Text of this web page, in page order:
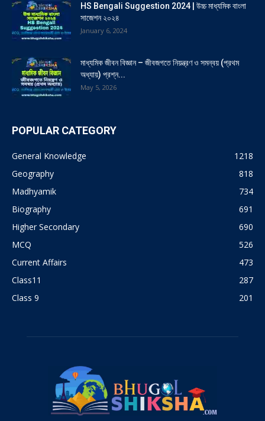
HS Bengali Suggestion 2024 | উচ্চ মাধ্যমিক বাংলা
সাজেশন ২০২৪
January 6, 2024
মাধ্যমিক জীবন বিজ্ঞান – জীবজগতে নিয়ন্ত্রণ ও সমন্বয় (প্রথম
অধ্যায়) প্রশ্ন...
May 5, 2026
POPULAR CATEGORY
General Knowledge
1218
Geography
818
Madhyamik
734
Biography
691
Higher Secondary
690
MCQ
526
Current Affairs
473
Class11
287
Class 9
201